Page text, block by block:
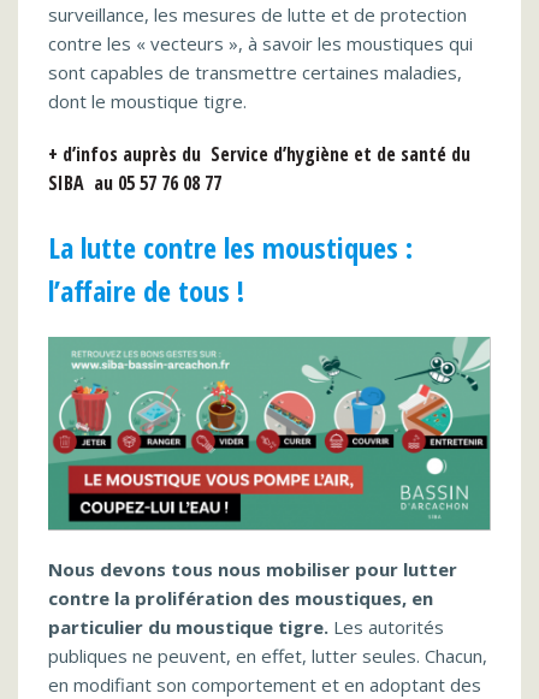
surveillance, les mesures de lutte et de protection
contre les « vecteurs », à savoir les moustiques qui
sont capables de transmettre certaines maladies,
dont le moustique tigre.
+ d’infos auprès du Service d’hygiène et de santé du
SIBA au 05 57 76 08 77
La lutte contre les moustiques :
l’affaire de tous !
Nous devons tous nous mobiliser pour lutter
contre la prolifération des moustiques, en
particulier du moustique tigre. Les autorités
publiques ne peuvent, en effet, lutter seules. Chacun,
en modifiant son comportement et en adoptant des